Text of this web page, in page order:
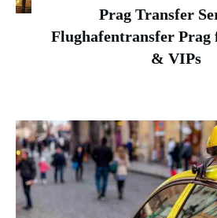
Prag Transfer
Flughafentransfer Prag
& VIPs